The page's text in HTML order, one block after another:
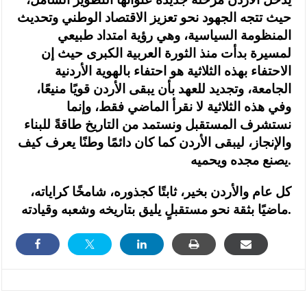
حيث تتجه الجهود نحو تعزيز الاقتصاد الوطني وتحديث
المنظومة السياسية، وهي رؤية امتداد طبيعي
لمسيرة بدأت منذ الثورة العربية الكبرى حيث إن
الاحتفاء بهذه الثلاثية هو احتفاء بالهوية الأردنية
الجامعة، وتجديد للعهد بأن يبقى الأردن قويًا منيعًا،
وفي هذه الثلاثية لا نقرأ الماضي فقط، وإنما
نستشرف المستقبل ونستمد من التاريخ طاقةً للبناء
والإنجاز، ليبقى الأردن كما كان دائمًا وطنًا يعرف كيف
يصنع مجده ويحميه.
كل عام والأردن بخير، ثابتًا كجذوره، شامخًا كراياته،
ماضيًا بثقة نحو مستقبلٍ يليق بتاريخه وشعبه وقيادته.